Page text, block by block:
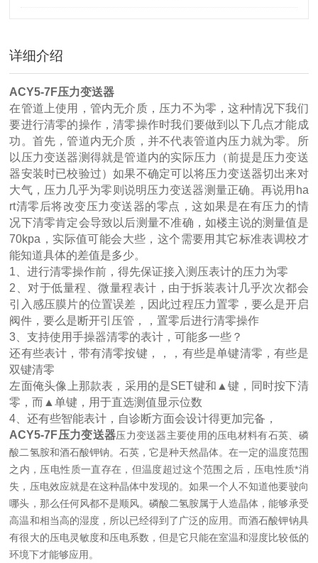
详细介绍
ACY5-7F压力变送器
在管道上使用，管内无介质，压力不为零，这种情况下我们
要进行清零的操作，清零操作时我们要做到以下几点才能成
功。首先，管道内无介质，并不代表管道内压力就为零。所
以压力变送器测得就是管道内的实际压力（前提是压力变送
器安装时已校验过）如果不确定可以将压力变送器切出来对
大气，压力几乎为零则说明压力变送器测量正确。再说用ha
rt清零后将改变压力变送器的零点，这如果是在有压力的情
况下清零肯定会导致以后测量不准确，如楼主说的测量值是
70kpa，实际值可能会大些，这个需要用其它标准表调校才
能知道具体的差值是多少。
1、进行清零操作前，得先保证接入测压表计的压力为零
2、对于低量程、微量程表计，由于拆装表计几乎次次都会
引入感压膜片的位置误差，因此过程压力置零，要么是开启
阀件，要么是断开引压管，，置零后进行清零操作
3、支持使用手操器清零的表计，可能多一些？
还有些表计，带有清零按键，，，有些是单键清零，有些是
双键清零
左面俺头像上那款表，采用的是SET键和▲键，同时按下清
零，而▲单键，用于直选测值显示位数
4、还有些智能表计，自诊断方面会设计得更加完备，
ACY5-7F压力变送器压力变送器主要使用的压电材料有石英、磷
酸二氢胺和酒石酸钾钠。石英，它是种天然晶体。在一定的温度范围
之内，压电性质一直存在，但温度超过这个范围之后，压电性质*消
失，压电效应就是在这种晶体中发现的。如果一个人不知道他要驶向
哪头，那么任何风都不是顺风。磷酸二氢胺属于人造晶体，能够承受
高温和相当高的湿度，所以已经得到了广泛的应用。而酒石酸钾钠具
有很大的压电灵敏度和压电系数，但是它只能在室温和湿度比较低的
环境下才能够应用。